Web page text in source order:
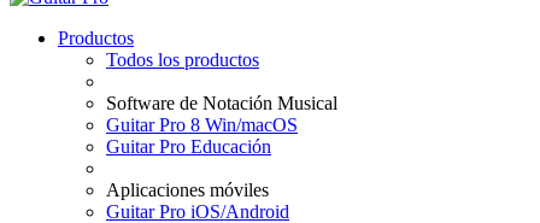
Productos
Todos los productos
Software de Notación Musical
Guitar Pro 8 Win/macOS
Guitar Pro Educación
Aplicaciones móviles
Guitar Pro iOS/Android